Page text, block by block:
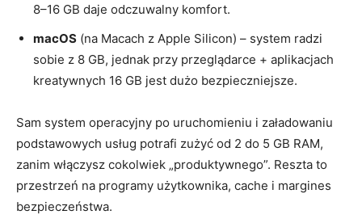
8–16 GB daje odczuwalny komfort.
macOS (na Macach z Apple Silicon) – system radzi
sobie z 8 GB, jednak przy przeglądarce + aplikacjach
kreatywnych 16 GB jest dużo bezpieczniejsze.
Sam system operacyjny po uruchomieniu i załadowaniu
podstawowych usług potrafi zużyć od 2 do 5 GB RAM,
zanim włączysz cokolwiek „produktywnego”. Reszta to
przestrzeń na programy użytkownika, cache i margines
bezpieczeństwa.